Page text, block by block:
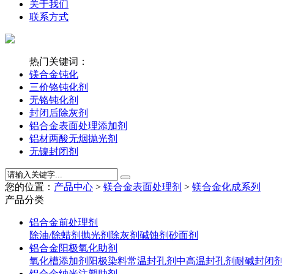
关于我们
联系方式
热门关键词：
镁合金钝化
三价铬钝化剂
无铬钝化剂
封闭后除灰剂
铝合金表面处理添加剂
铝材两酸无烟抛光剂
无镍封闭剂
您的位置： 产品中心 > 镁合金表面处理剂 > 镁合金化成系列
产品分类
铝合金前处理剂
除油/除蜡剂 抛光剂 除灰剂 碱蚀剂 砂面剂
铝合金阳极氧化助剂
氧化槽添加剂 阳极染料常温封孔剂 中高温封孔剂 耐碱封闭剂